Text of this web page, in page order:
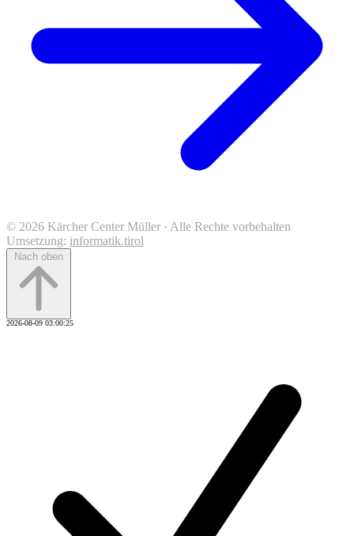
© 2026 Kärcher Center Müller · Alle Rechte vorbehalten
Umsetzung: informatik.tirol
Nach oben
2026-08-09 03:00:25